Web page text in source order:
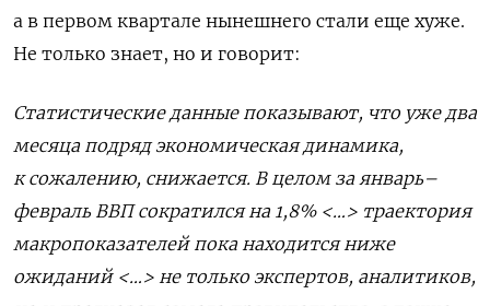
а в первом квартале нынешнего стали еще хуже.
Не только знает, но и говорит:
Статистические данные показывают, что уже два
месяца подряд экономическая динамика,
к сожалению, снижается. В целом за январь–
февраль ВВП сократился на 1,8% <…> траектория
макропоказателей пока находится ниже
ожиданий <…> не только экспертов, аналитиков,